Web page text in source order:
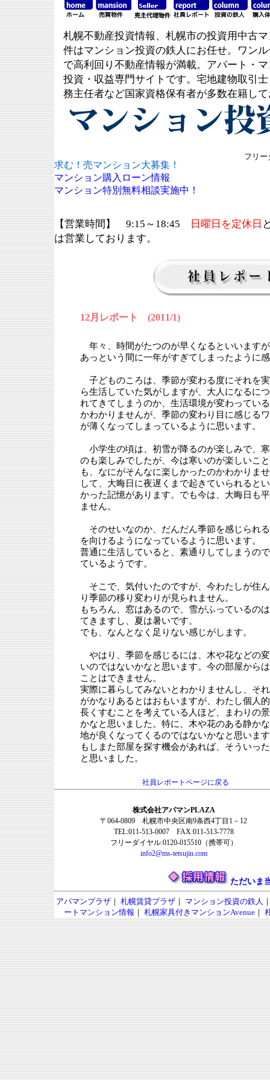
札幌不動産投資情報、札幌市の投資用中古
件はマンション投資の鉄人にお任せ。ワン
で高利回り不動産情報が満載。アパート・
投資・収益専門サイトです。宅地建物取引
務主任者など国家資格保有者が多数在籍し
求む！売マンション大募集！
マンション購入ローン情報
マンション特別無料相談実施中！
フリー
【営業時間】 9:15～18:45 日曜日を定休日
は営業しております。
12月レポート (2011/1)
年々、時間がたつのが早くなるといいます
あっという間に一年がすぎてしまったように
子どものころは、季節が変わる度にそれを
ら生活していた気がしますが、大人になるに
れてきてしまうのか、生活環境が変わってい
かわかりませんが、季節の変わり目に感じる
が薄くなってしまっているように思います。
小学生の頃は、初雪が降るのが楽しみで、
のも楽しみでしたが、今は寒いのが楽しいこ
も、なにがそんなに楽しかったのかわかりま
して、大晦日に夜遅くまで起きていられると
かった記憶があります。でも今は、大晦日も
ません。
そのせいなのか、だんだん季節を感じられ
を向けるようになっているように思います。
普通に生活していると、素通りしてしまうの
ているようです。
そこで、気付いたのですが、今わたしが住
り季節の移り変わりが見られません。
もちろん、窓はあるので、雪がふっているの
てきますし、夏は暑いです。
でも、なんとなく足りない感じがします。
やはり、季節を感じるには、木や花などの
いのではないかなと思います。今の部屋から
ことはできません。
実際に暮らしてみないとわかりませんし、そ
がかなりあるとはおもいますが、わたし個人
長くすむことを考えている人ほど、まわりの
かなと思いました。特に、木や花のある静か
地が良くなってくるのではないかなと思いま
もしまた部屋を探す機会があれば、そういっ
と思いました。
社員レポートページに戻る
株式会社アパマンPLAZA
〒064-0809 札幌市中央区南9条西4丁目1－12
TEL:011-513-0007 FAX:011-513-7778
フリーダイヤル:0120-015510（携帯可）
info2@ms-tetsujin.com
ただいま
アパマンプラザ｜ 札幌賃貸プラザ｜ マンション投資の鉄人
ートマンション情報 ｜ 札幌家具付きマンションAvenue ｜